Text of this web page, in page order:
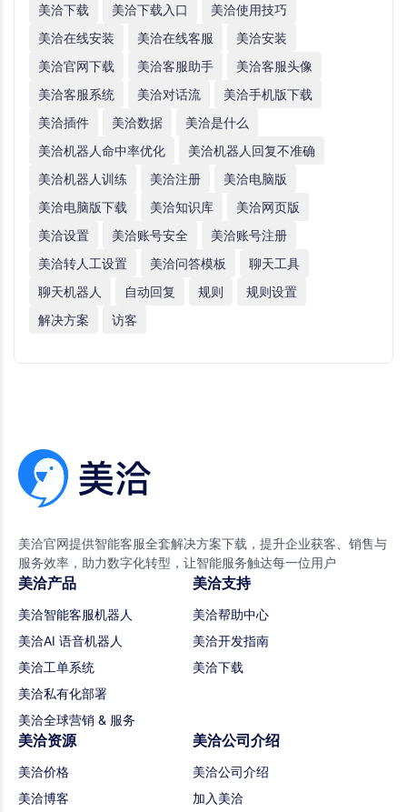
美洽下载
美洽下载入口
美洽使用技巧
美洽在线安装
美洽在线客服
美洽安装
美洽官网下载
美洽客服助手
美洽客服头像
美洽客服系统
美洽对话流
美洽手机版下载
美洽插件
美洽数据
美洽是什么
美洽机器人命中率优化
美洽机器人回复不准确
美洽机器人训练
美洽注册
美洽电脑版
美洽电脑版下载
美洽知识库
美洽网页版
美洽设置
美洽账号安全
美洽账号注册
美洽转人工设置
美洽问答模板
聊天工具
聊天机器人
自动回复 规则
规则设置
解决方案
访客
美洽官网提供智能客服全套解决方案下载，提升企业获客、销售与
服务效率，助力数字化转型，让智能服务触达每一位用户
美洽产品
美洽智能客服机器人
美洽AI 语音机器人
美洽工单系统
美洽私有化部署
美洽全球营销 & 服务
美洽支持
美洽帮助中心
美洽开发指南
美洽下载
美洽资源
美洽价格
美洽博客
美洽公司介绍
美洽公司介绍
加入美洽